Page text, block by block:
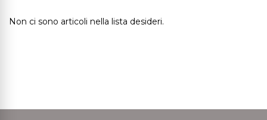
Non ci sono articoli nella lista desideri.